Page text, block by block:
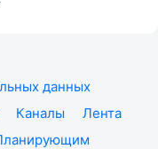
данных
Каналы
Лента